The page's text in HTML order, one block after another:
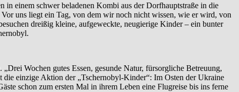
einem schwer beladenen Kombi aus der Dorfhauptstraße in die
uns liegt ein Tag, von dem wir noch nicht wissen, wie er wird, von
dreißig kleine, aufgeweckte, neugierige Kinder – ein bunter
Wochen gutes Essen, gesunde Natur, fürsorgliche Betreuung,
die einzige Aktion der „Tschernobyl-Kinder“: Im Osten der Ukraine
schon zum ersten Mal in ihrem Leben eine Flugreise bis ins ferne